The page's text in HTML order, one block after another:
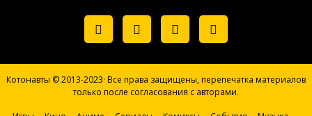
Котонавты © 2013-2023· Все права защищены, перепечатка материалов
только после согласования с авторами.